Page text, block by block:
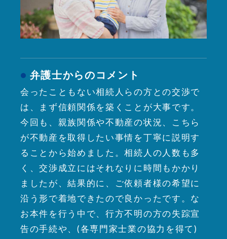
弁護士からのコメント
会ったこともない相続人らの方との交渉で
は、まず信頼関係を築くことが大事です。
今回も、親族関係や不動産の状況、こちら
が不動産を取得したい事情を丁寧に説明す
ることから始めました。相続人の人数も多
く、交渉成立にはそれなりに時間もかかり
ましたが、結果的に、ご依頼者様の希望に
沿う形で着地できたので良かったです。な
お本件を行う中で、行方不明の方の失踪宣
告の手続や、(各専門家士業の協力を得て)